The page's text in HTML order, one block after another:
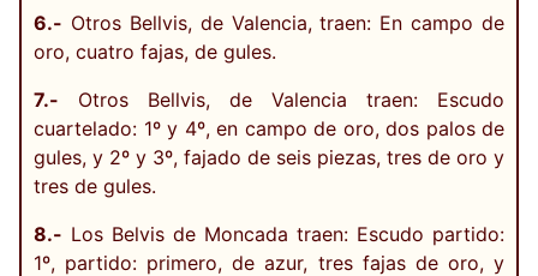
6.- Otros Bellvis, de Valencia, traen: En campo de
oro, cuatro fajas, de gules.
7.- Otros Bellvis, de Valencia traen: Escudo
cuartelado: 1º y 4º, en campo de oro, dos palos de
gules, y 2º y 3º, fajado de seis piezas, tres de oro y
tres de gules.
8.- Los Belvis de Moncada traen: Escudo partido:
1º, partido: primero, de azur, tres fajas de oro, y